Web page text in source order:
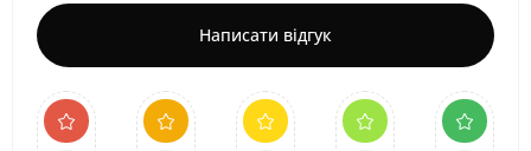
Написати відгук